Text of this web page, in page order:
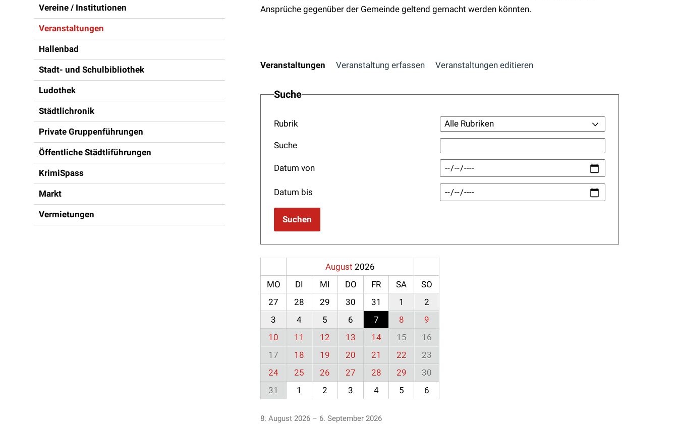
Vereine / Institutionen
Veranstaltungen
Hallenbad
Stadt- und Schulbibliothek
Ludothek
Städtlichronik
Private Gruppenführungen
Öffentliche Städtliführungen
KrimiSpass
Markt
Vermietungen
Ansprüche gegenüber der Gemeinde geltend gemacht werden könnten.
Veranstaltungen Veranstaltung erfassen Veranstaltungen editieren
Suche
Rubrik
Suche
Datum von
Datum bis
Suchen
August 2026
MO
DI MI DO FR SA
SO
27
28 29 30 31 1
2
3
4 5 6 7 8
9
10
11 12 13 14 15
16
17
18 19 20 21 22
23
24
25 26 27 28 29
30
31
1 2 3 4 5 6
8. August 2026 – 6. September 2026